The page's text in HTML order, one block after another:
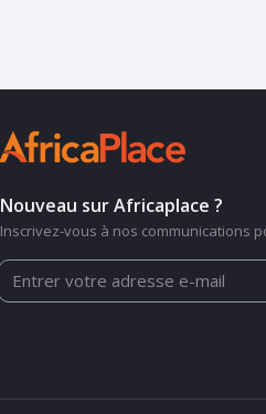
Nouveau sur Africaplace ?
Inscrivez-vous à nos communications